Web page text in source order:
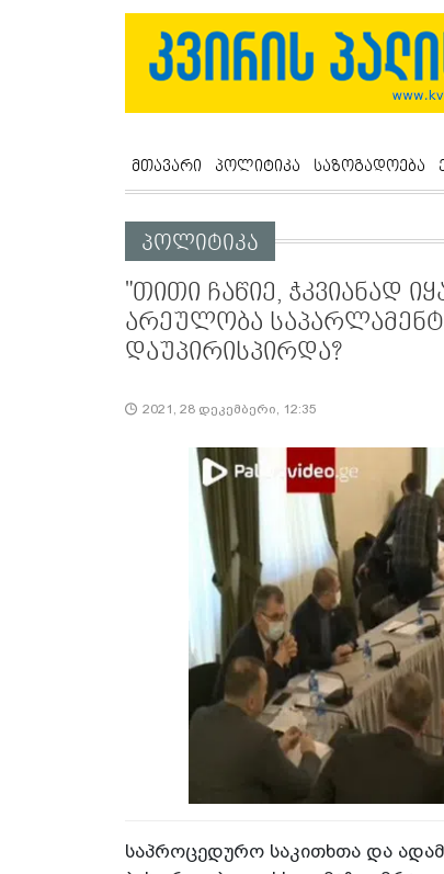
მთავარი პოლიტიკა საზოგადოება
პოლიტიკა
"თითი ჩაწიე, ჭკვიანად
არეულობა
დაუპირისპირდა?
2021, 28 დეკემბერი, 12:35
საპ­რო­ცე­დუ­რო სა­კი­თხთა და